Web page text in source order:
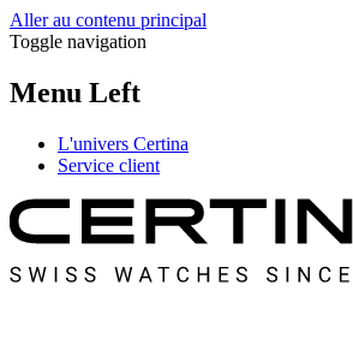
Aller au contenu principal
Toggle navigation
Menu Left
L'univers Certina
Service client